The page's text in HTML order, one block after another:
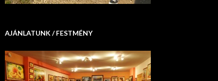
AJÁNLATUNK / FESTMÉNY